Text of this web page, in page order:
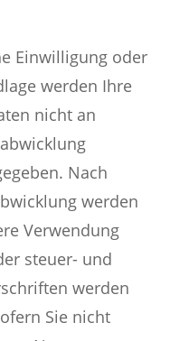
Einwilligung oder
werden Ihre
nicht an
Nach
werden
Verwendung
steuer- und
werden
Sie nicht